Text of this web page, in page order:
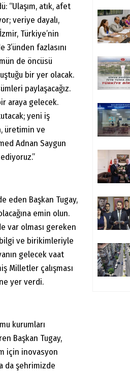
“Ulaşım, atık, afet
veriye dayalı,
Türkiye’nin
fazlasını
de öncüsü
bir yer olacak.
paylaşacağız.
araya gelecek.
yeni iş
üretimin ve
Adnan Saygun
eden Başkan Tugay,
emin olun.
var olması gereken
ve birikimleriyle
gelecek vaat
Milletler çalışması
yer verdi.
kurumları
Başkan Tugay,
için inovasyon
da şehrimizde